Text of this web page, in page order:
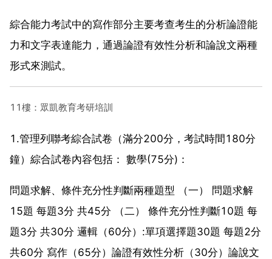
綜合能力考試中的寫作部分主要考查考生的分析論證能
力和文字表達能力，通過論證有效性分析和論說文兩種
形式來測試。
11樓：眾凱教育考研培訓
1.管理列聯考綜合試卷（滿分200分，考試時間180分
鐘）綜合試卷內容包括： 數學(75分)：
問題求解、條件充分性判斷兩種題型 （一） 問題求解
15題 每題3分 共45分 （二） 條件充分性判斷10題 每
題3分 共30分 邏輯（60分）:單項選擇題30題 每題2分
共60分 寫作（65分）論證有效性分析（30分）論說文